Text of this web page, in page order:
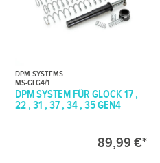
DPM SYSTEMS
MS-GLG4/1
DPM SYSTEM FÜR GLOCK 17 ,
22 , 31 , 37 , 34 , 35 GEN4
89,99 €*